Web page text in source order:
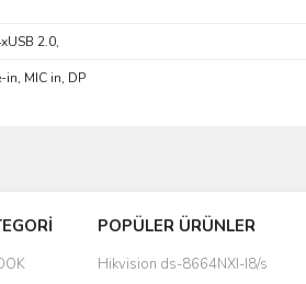
2.0,
MIC in, DP
POPÜLER ÜRÜNLER
Hikvision ds-8664NXI-I8/s